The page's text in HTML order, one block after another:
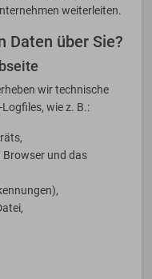
weiterleiten.
Daten über Sie?
wir technische
wie z. B.:
Browser und das